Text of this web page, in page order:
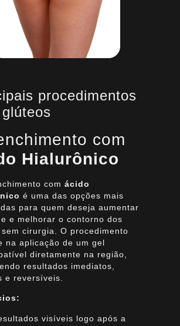
procedimentos
com
Hialurônico
com ácido
é uma das opções mais
para quem deseja aumentar
e melhorar o contorno dos
cirurgia. O procedimento
na aplicação de um gel
diretamente na região,
resultados imediatos,
e reversíveis.
visíveis logo após a